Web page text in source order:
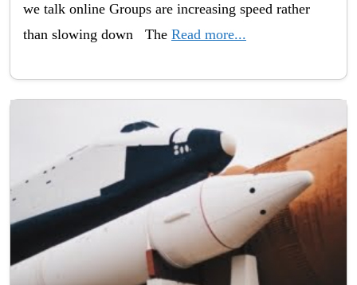
we talk online Groups are increasing speed rather
than slowing down The Read more...